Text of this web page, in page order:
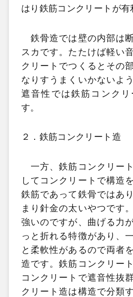
はり鉄筋コンクリートが有
鉄骨造では壁の内部は
スカです。たたけば軽い
クリートでつくるとその
なりすうまくいかないよ
遮音性では鉄筋コンクリ
す。
２．鉄筋コンクリート造
一方、鉄筋コンクリー
してコンクリートで構造
鉄筋であって鉄骨ではあ
まり針金の太いやつです
強いのですが、曲げる力
っと折れる特徴があり、
と柔軟性があるので両者
造です。鉄筋コンクリー
コンクリートで遮音性抜
クリート造は構造で分類